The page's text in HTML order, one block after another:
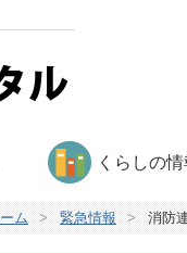
くらしの情
ム > 緊急情報 > 消防